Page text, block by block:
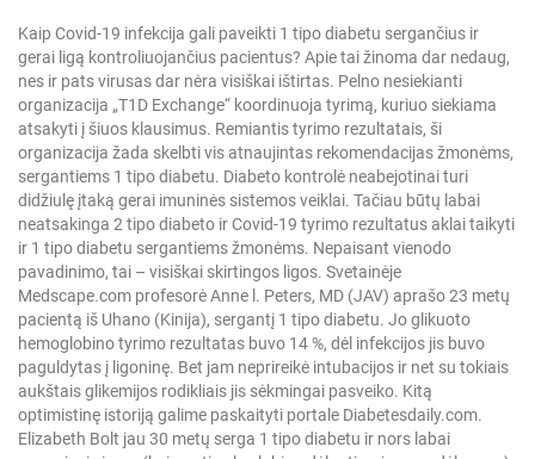
Kaip Covid-19 infekcija gali paveikti 1 tipo diabetu sergančius ir
gerai ligą kontroliuojančius pacientus? Apie tai žinoma dar nedaug,
nes ir pats virusas dar nėra visiškai ištirtas. Pelno nesiekianti
organizacija „T1D Exchange“ koordinuoja tyrimą, kuriuo siekiama
atsakyti į šiuos klausimus. Remiantis tyrimo rezultatais, ši
organizacija žada skelbti vis atnaujintas rekomendacijas žmonėms,
sergantiems 1 tipo diabetu. Diabeto kontrolė neabejotinai turi
didžiulę įtaką gerai imuninės sistemos veiklai. Tačiau būtų labai
neatsakinga 2 tipo diabeto ir Covid-19 tyrimo rezultatus aklai taikyti
ir 1 tipo diabetu sergantiems žmonėms. Nepaisant vienodo
pavadinimo, tai – visiškai skirtingos ligos. Svetainėje
Medscape.com profesorė Anne l. Peters, MD (JAV) aprašo 23 metų
pacientą iš Uhano (Kinija), sergantį 1 tipo diabetu. Jo glikuoto
hemoglobino tyrimo rezultatas buvo 14 %, dėl infekcijos jis buvo
paguldytas į ligoninę. Bet jam neprireikė intubacijos ir net su tokiais
aukštais glikemijos rodikliais jis sėkmingai pasveiko. Kitą
optimistinę istoriją galime paskaityti portale Diabetesdaily.com.
Elizabeth Bolt jau 30 metų serga 1 tipo diabetu ir nors labai